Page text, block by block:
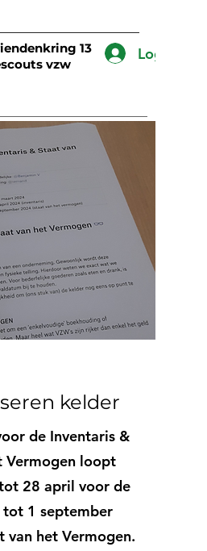
Log In
13
vzw
kelder
de Inventaris &
Vermogen loopt
28 april voor de
tot 1 september
van het Vermogen.